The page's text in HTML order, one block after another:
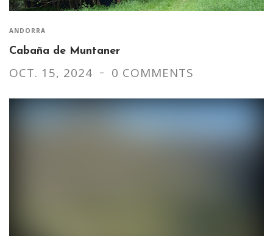
ANDORRA
Cabaña de Muntaner
OCT. 15, 2024 0 COMMENTS